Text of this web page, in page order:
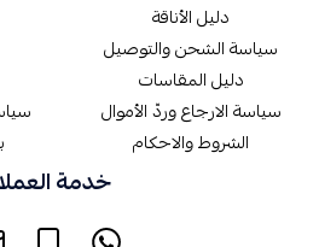
دليل الأناقة
سياسة الشحن والتوصيل
دليل المقاسات
سياسة الارجاع وردّ الأموال
الشروط والاحكام
خدمة العملاء